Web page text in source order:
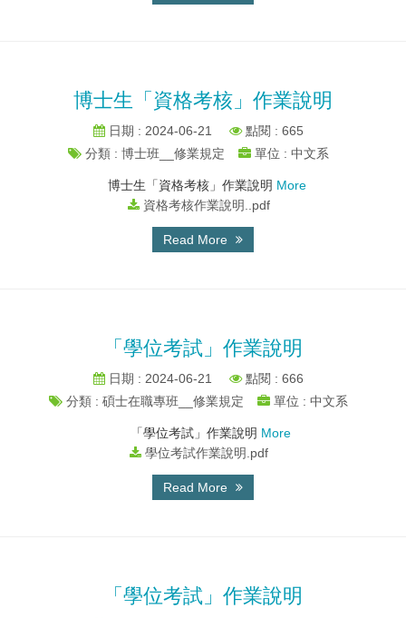
博士生「資格考核」作業說明
日期 : 2024-06-21
點閱 : 665
分類 : 博士班__修業規定
單位 : 中文系
博士生「資格考核」作業說明 More
資格考核作業說明..pdf
Read More
「學位考試」作業說明
日期 : 2024-06-21
點閱 : 666
分類 : 碩士在職專班__修業規定
單位 : 中文系
「學位考試」作業說明 More
學位考試作業說明.pdf
Read More
「學位考試」作業說明